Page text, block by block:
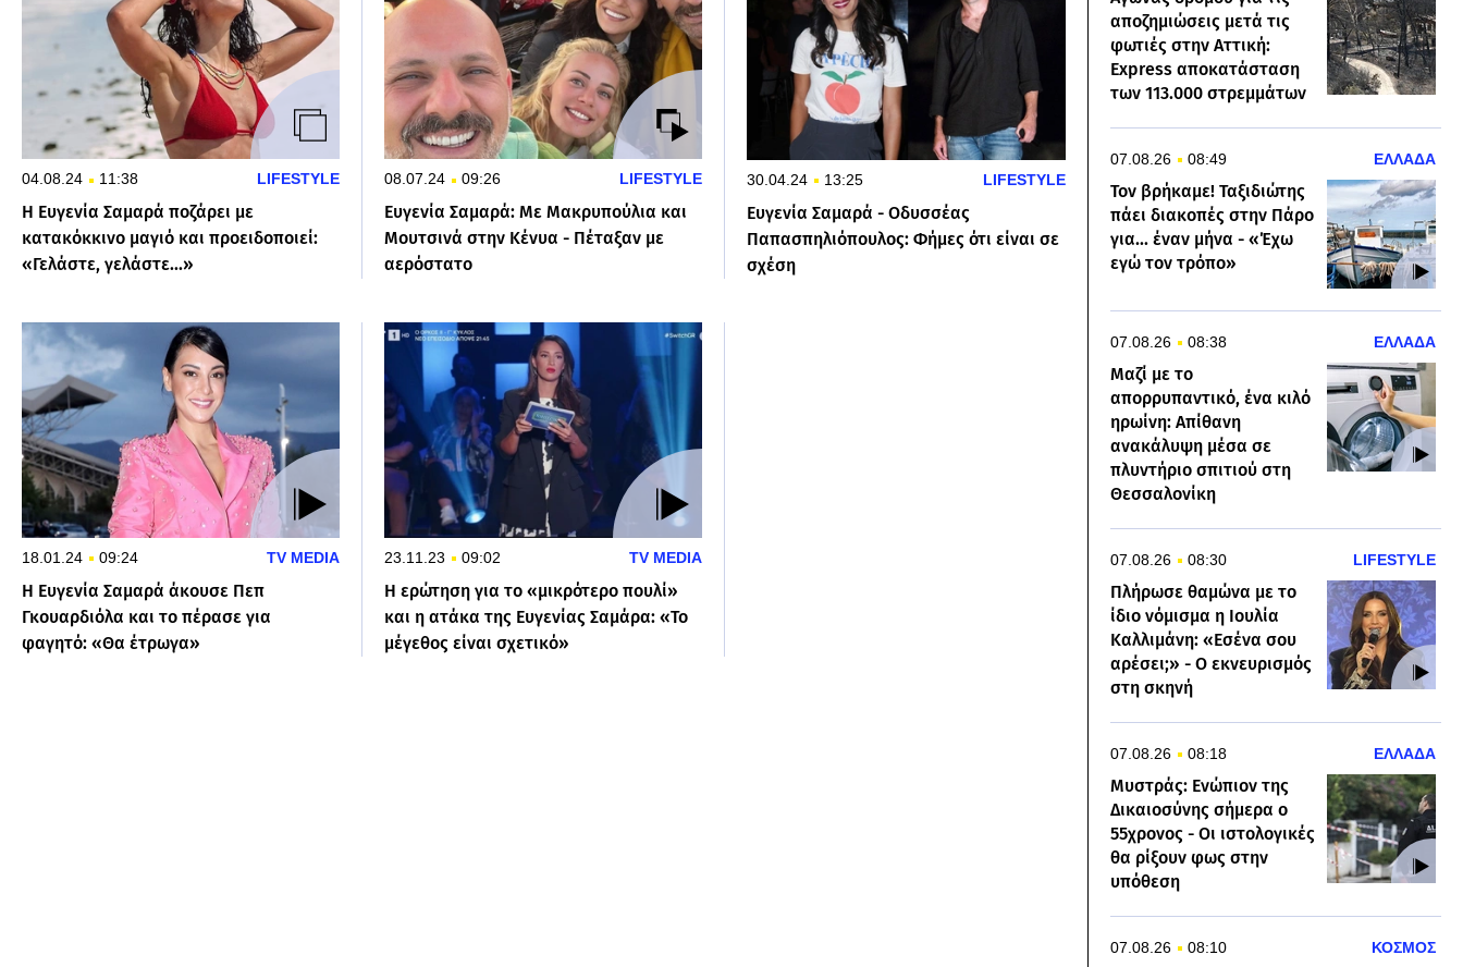
04.08.24 11:38 LIFESTYLE
Η Ευγενία Σαμαρά ποζάρει με
κατακόκκινο μαγιό και προειδοποιεί:
«Γελάστε, γελάστε...»
08.07.24 09:26 LIFESTYLE
Ευγενία Σαμαρά: Με Μακρυπούλια και
Μουτσινά στην Κένυα - Πέταξαν με
αερόστατο
30.04.24 13:25 LIFESTYLE
Ευγενία Σαμαρά - Οδυσσέας
Παπασπηλιόπουλος: Φήμες ότι είναι σε
σχέση
18.01.24 09:24 TV MEDIA
Η Ευγενία Σαμαρά άκουσε Πεπ
Γκουαρδιόλα και το πέρασε για
φαγητό: «Θα έτρωγα»
23.11.23 09:02 TV MEDIA
Η ερώτηση για το «μικρότερο πουλί»
και η ατάκα της Ευγενίας Σαμάρα: «Το
μέγεθος είναι σχετικό»
αποζημιώσεις μετά τις
φωτιές στην Αττική:
Express αποκατάσταση
των 113.000 στρεμμάτων
07.08.26 08:49 ΕΛΛΑΔΑ
Τον βρήκαμε! Ταξιδιώτης
πάει διακοπές στην Πάρο
για... έναν μήνα - «Έχω
εγώ τον τρόπο»
07.08.26 08:38 ΕΛΛΑΔΑ
Μαζί με το
απορρυπαντικό, ένα κιλό
ηρωίνη: Απίθανη
ανακάλυψη μέσα σε
πλυντήριο σπιτιού στη
Θεσσαλονίκη
07.08.26 08:30 LIFESTYLE
Πλήρωσε θαμώνα με το
ίδιο νόμισμα η Ιουλία
Καλλιμάνη: «Εσένα σου
αρέσει;» - Ο εκνευρισμός
στη σκηνή
07.08.26 08:18 ΕΛΛΑΔΑ
Μυστράς: Ενώπιον της
Δικαιοσύνης σήμερα ο
55χρονος - Οι ιστολογικές
θα ρίξουν φως στην
υπόθεση
07.08.26 08:10 ΚΟΣΜΟΣ